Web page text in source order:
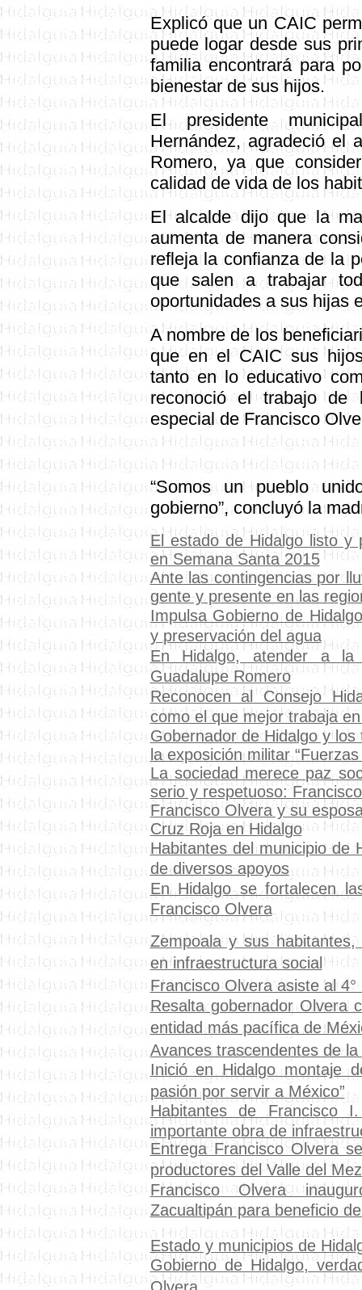
Explicó que un CAIC
puede logar desde sus
familia encontrará para
bienestar de sus hijos.
El presidente
Hernández, agradeció el
Romero, ya que
calidad de vida de los
El alcalde dijo que la
aumenta de manera
refleja la confianza de la
que salen a trabajar
oportunidades a sus hijas
A nombre de los
que en el CAIC sus
tanto en lo educativo
reconoció el trabajo de
especial de Francisco
“Somos un pueblo
gobierno”, concluyó la
El estado de Hidalgo listo y
en Semana Santa 2015
Ante las contingencias por
gente y presente en las
Impulsa Gobierno de
y preservación del agua
En Hidalgo, atender a la
Guadalupe Romero
Reconocen al Consejo
como el que mejor trabaja
Gobernador de Hidalgo y
la exposición militar
La sociedad merece paz
serio y respetuoso:
Francisco Olvera y su
Cruz Roja en Hidalgo
Habitantes del municipio de
de diversos apoyos
En Hidalgo se fortalecen
Francisco Olvera
Zempoala y sus
en infraestructura social
Francisco Olvera asiste al
Resalta gobernador Olvera
entidad más pacífica de
Avances trascendentes de
Inició en Hidalgo montaje
pasión por servir a México”
Habitantes de Francisco
importante obra de
Entrega Francisco Olvera
productores del Valle del
Francisco Olvera
Zacualtipán para beneficio
Estado y municipiosde
Gobierno de Hidalgo,